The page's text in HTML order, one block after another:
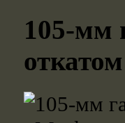
105-мм